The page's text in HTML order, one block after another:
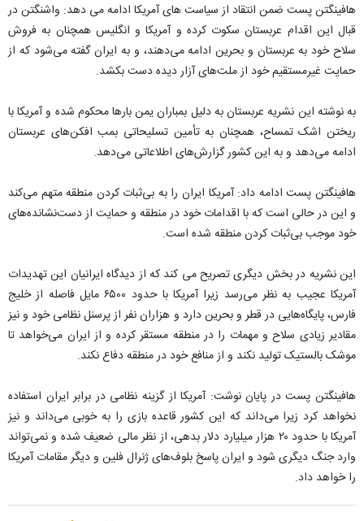
هافینگتن پست ضمن انتقاد از سیاست های آمریکا ادامه می دهد: واشنگتن در
قبال این اقدام عربستان سکوت کرده و آمریکا و انگلیس همچنان به فروش
سلاح خود به عربستان و بحرین ادامه می‌دهند، و به ایران گفته می‌شود که از
حمایت غیرمستقیم خود از ملت‌های آزار دیده دست بکشد.
به نوشته این نشریه عربستان به دلیل بمباران یمن بارها محکوم شده و آمریکا با
ریختن اشک تمساح، همچنان به تأمین تسلیحاتی بمب افکن‌های عربستان
ادامه می‌دهد و به این کشور گزارش‌های اطلاعاتی می‌دهد.
هافینگتن پست ادامه داد: آمریکا ایران را به بی‌ثبات کردن منطقه متهم می‌کند
و این در حالی است که با اقدامات خود در منطقه و حمایت از دست‌نشانده‌های
خود موجب بی‌ثبات کردن منطقه شده است.
این نشریه در بخش دیگری تصریح می کند که از دیدگاه ایرانیان این تهدیدات
آمریکا عجیب به نظر می‌رسد زیرا آمریکا با حدود ۶۵۰۰ مایل فاصله از خلیج
فارس، پایگاه‌هایی در قطر و بحرین دارد و هزاران نفر از پرسنل نظامی خود و نیز
مقادیر زیادی سلاح و مهمات را در منطقه مستقر کرده و از ایران می‌خواهد تا
موشک بالستیک تولید نکند و از منافع خود در منطقه دفاع نکند.
هافینگتن پست در پایان نوشت: آمریکا از گزینه نظامی در برابر ایران استفاده
نخواهد کرد زیرا می‌داند که این کشور قاعده بازی را به خوبی می‌داند و نیز
آمریکا با حدود ۲۰ هزار میلیارد دلار بدهی، از نظر مالی ضعیف شده و نمی‌تواند
وارد جنگ دیگری شود و ایران پاسخ بلوف‌های ژنرال فلین و دیگر مقامات آمریکا
را خواهد داد.